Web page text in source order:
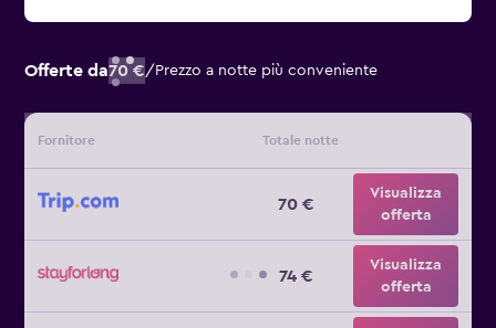
Offerte da70 €/ Prezzo a notte più conveniente
Fornitore Totale notte
70 €
Visualizza
offerta
74 €
Visualizza
offerta